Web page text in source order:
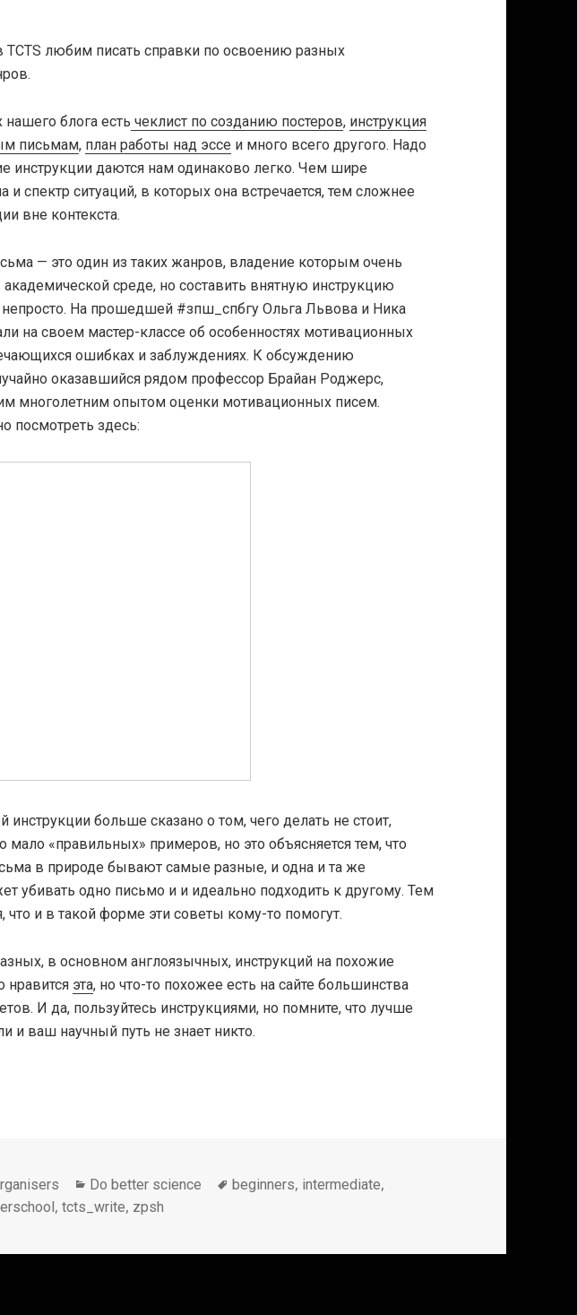
TCTS любим писать справки по освоению разных
блога есть чеклист по созданию постеров, инструкция
письмам, план работы над эссе и много всего другого. Надо
инструкции даются нам одинаково легко. Чем шире
и спектр ситуаций, в которых она встречается, тем сложнее
вне контекста.
— это один из таких жанров, владение которым очень
среде, но составить внятную инструкцию
На прошедшей #зпш_спбгу Ольга Львова и Ника
на своем мастер-классе об особенностях мотивационных
ошибках и заблуждениях. К обсуждению
оказавшийся рядом профессор Брайан Роджерс,
многолетним опытом оценки мотивационных писем.
посмотреть здесь:
инструкции больше сказано о том, чего делать не стоит,
мало «правильных» примеров, но это объясняется тем, что
в природе бывают самые разные, и одна и та же
убивать одно письмо и и идеально подходить к другому. Тем
что и в такой форме эти советы кому-то помогут.
в основном англоязычных, инструкций на похожие
нравится эта, но что-то похожее есть на сайте большинства
И да, пользуйтесь инструкциями, но помните, что лучше
и ваш научный путь не знает никто.
Рубрики
Do better science Метки
beginners, intermediate,
,tcts_write, zpsh